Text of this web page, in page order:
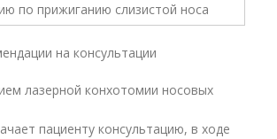
на консультации
лазерной конхотомии носовых
пациенту консультацию, в ходе